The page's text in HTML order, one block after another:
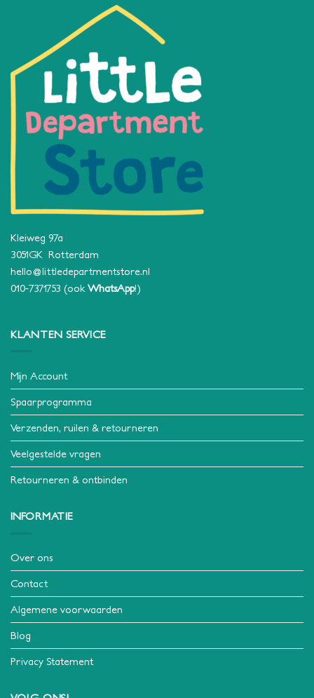
Kleiweg 97a
3051GK Rotterdam
hello@littledepartmentstore.nl
010-7371753 (ook WhatsApp!)
KLANTEN SERVICE
Mijn Account
Spaarprogramma
Verzenden, ruilen & retourneren
Veelgestelde vragen
Retourneren & ontbinden
INFORMATIE
Over ons
Contact
Algemene voorwaarden
Blog
Privacy Statement